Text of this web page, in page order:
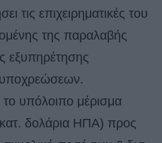
τις επιχειρηματικές του
της παραλαβής
εξυπηρέτησης
υπόλοιπο μέρισμα
δολάρια ΗΠΑ) προς